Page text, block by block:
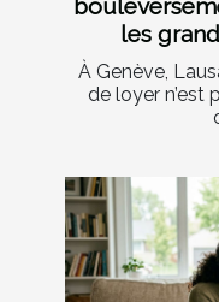
les
À Genève,
de loyer n’est